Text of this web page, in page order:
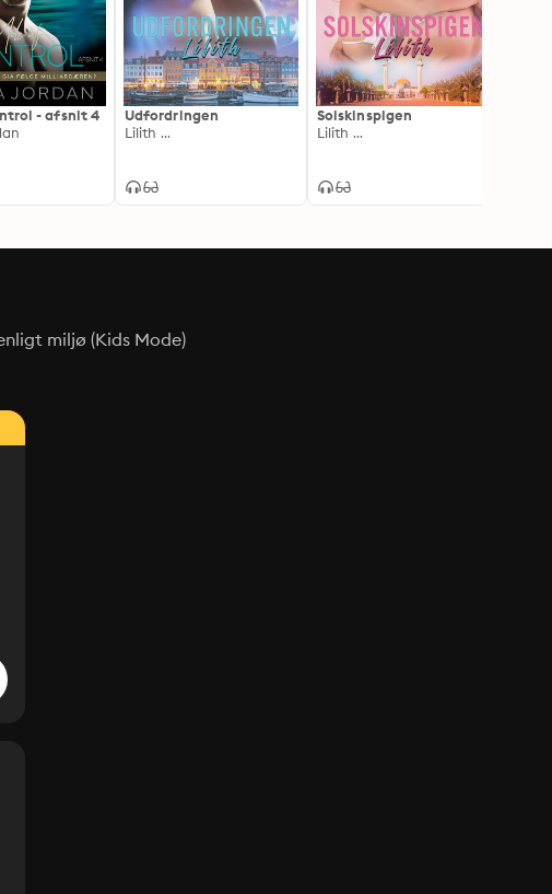
- afsnit 4
Udfordringen
Lilith ...
Solskinspigen
Lilith ...
miljø (Kids Mode)